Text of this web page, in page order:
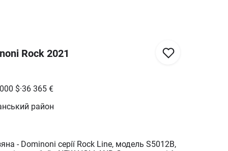
Rock 2021
$·36 365 €
район
- Dominoni cерії Rock Line, модель S5012B,